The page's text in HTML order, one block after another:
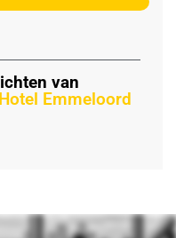
van
Emmeloord